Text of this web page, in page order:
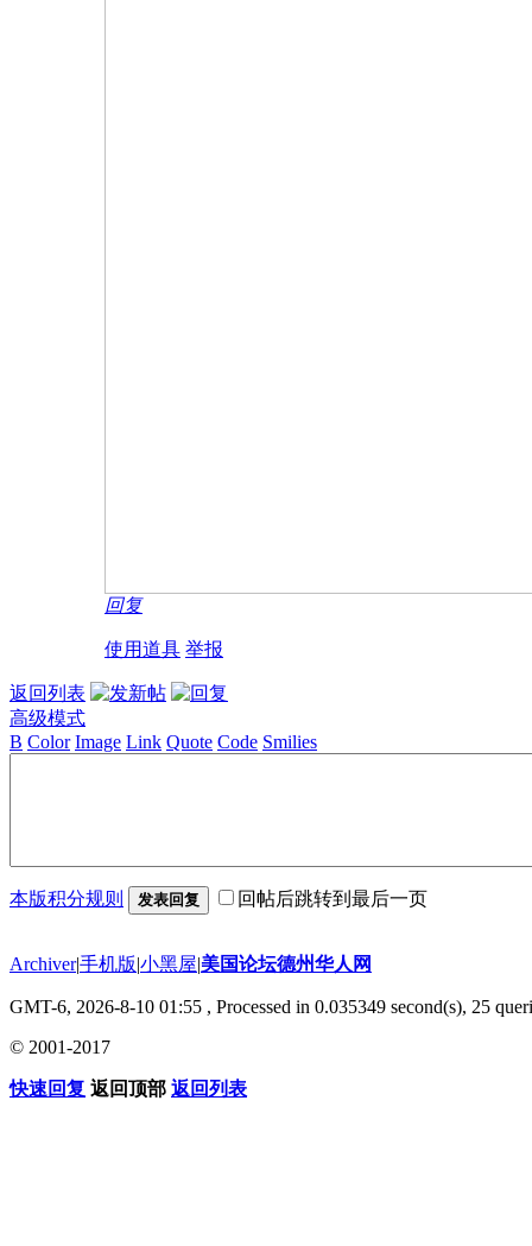
回复
使用道具 举报
返回列表
高级模式
B Color Image Link Quote Code Smilies
本版积分规则 发表回复 回帖后跳转到最后一页
Archiver|手机版|小黑屋|美国论坛德州华人网
GMT-6, 2026-8-10 01:55 , Processed in 0.035349 second(s), 25
© 2001-2017
快速回复 返回顶部 返回列表